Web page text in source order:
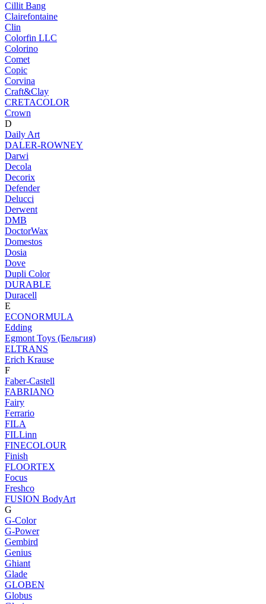
Cillit Bang
Clairefontaine
Clin
Colorfin LLC
Colorino
Comet
Copic
Corvina
Craft&Clay
CRETACOLOR
Crown
D
Daily Art
DALER-ROWNEY
Darwi
Decola
Decorix
Defender
Delucci
Derwent
DMB
DoctorWax
Domestos
Dosia
Dove
Dupli Color
DURABLE
Duracell
E
ECONORMULA
Edding
Egmont Toys (Бельгия)
ELTRANS
Erich Krause
F
Faber-Castell
FABRIANO
Fairy
Ferrario
FILA
FILLinn
FINECOLOUR
Finish
FLOORTEX
Focus
Freshco
FUSION BodyArt
G
G-Color
G-Power
Gembird
Genius
Ghiant
Glade
GLOBEN
Globus